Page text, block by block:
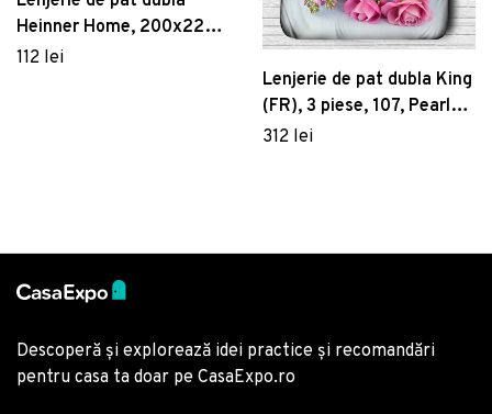
Heinner Home, 200x220
cm, bumbac, crem
112 lei
Lenjerie de pat dubla King
(FR), 3 piese, 107, Pearl
Home, Poliester Satinat
312 lei
Descoperă și explorează idei practice și recomandări
pentru casa ta doar pe CasaExpo.ro